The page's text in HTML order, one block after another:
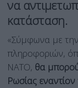
να
κατάσταση.
«Σύμφωνα με
πληροφοριών,
ΝΑΤΟ, θα
Ρωσίας